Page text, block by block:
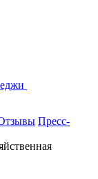
Пресс-